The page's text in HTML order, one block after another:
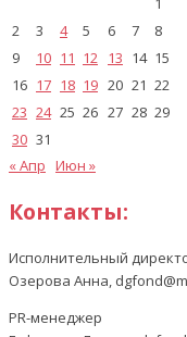
2
3 4 5 6 7
8
9
10 11 12 13 14 15
16 17 18 19 20 21 22
23 24 25 26 27 28 29
30 31
« Апр Июн »
Контакты:
Исполнительный
Озерова Анна,
PR-менеджер